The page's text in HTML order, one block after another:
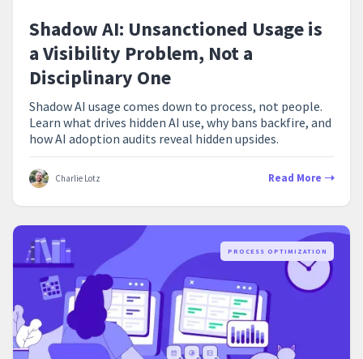
Shadow AI: Unsanctioned Usage is
a Visibility Problem, Not a
Disciplinary One
Shadow AI usage comes down to process, not people.
Learn what drives hidden AI use, why bans backfire, and
how AI adoption audits reveal hidden upsides.
Charlie Lotz Read More
PROCESS OPTIMIZATION